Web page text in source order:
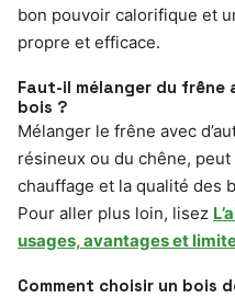
bon pouvoir calorifique et
propre et efficace.
Faut-il mélanger du frêne
bois ?
Mélanger le frêne avec
résineux ou du chêne,
chauffage et la qualité des
Pour aller plus loin, lisez
usages, avantages et
Comment choisir un bois